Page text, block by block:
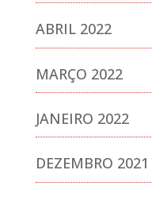
ABRIL 2022
MARÇO 2022
JANEIRO 2022
DEZEMBRO 2021